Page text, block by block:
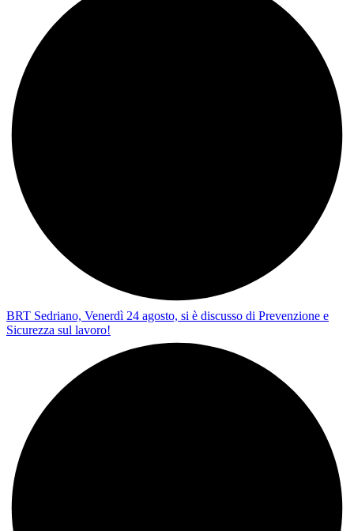
BRT Sedriano, Venerdì 24 agosto, si è discusso di Prevenzione e
Sicurezza sul lavoro!